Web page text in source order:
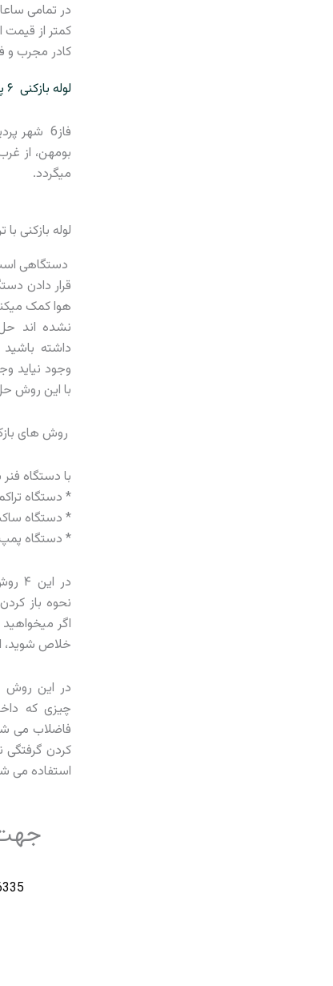
در تمامی
کمتر از قیمت
کادر مجرب و
لوله بازکنی ۶ پردیس
میگردد.
لوله بازکنی با
دستگاهی
قرار دادن
هوا کمک
نشده اند
داشته
وجود نیاید
با این روش
روش های
با دستگاه فنر
* دستگاه
* دستگاه
* دستگاه
در
نحوه باز
اگر
خلاص شوید،
در این روش
چیزی که
فاضلاب می
کردن گرفتگی
استفاده می
جهت